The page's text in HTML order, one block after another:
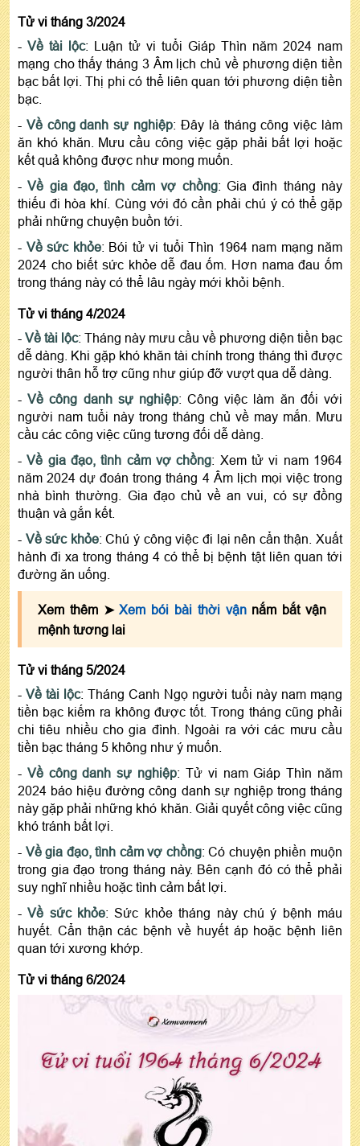
Tử vi tháng 3/2024
- Về tài lộc: Luận tử vi tuổi Giáp Thìn năm 2024 nam
mạng cho thấy tháng 3 Âm lịch chủ về phương diện tiền
bạc bất lợi. Thị phi có thể liên quan tới phương diện tiền
bạc.
- Về công danh sự nghiệp: Đây là tháng công việc làm
ăn khó khăn. Mưu cầu công việc gặp phải bất lợi hoặc
kết quả không được như mong muốn.
-Về gia đạo, tình cảm vợ chồng: Gia đình tháng này
thiếu đi hòa khí. Cùng với đó cần phải chú ý có thể gặp
phải những chuyện buồn tới.
- Về sức khỏe: Bói tử vi tuổi Thìn 1964 nam mạng năm
2024 cho biết sức khỏe dễ đau ốm. Hơn nama đau ốm
trong tháng này có thể lâu ngày mới khỏi bệnh.
Tử vi tháng 4/2024
- Về tài lộc: Tháng này mưu cầu về phương diện tiền bạc
dễ dàng. Khi gặp khó khăn tài chính trong tháng thì được
người thân hỗ trợ cũng như giúp đỡ vượt qua dễ dàng.
-Về công danh sự nghiệp: Công việc làm ăn đối với
người nam tuổi này trong tháng chủ về may mắn. Mưu
cầu các công việc cũng tương đối dễ dàng.
-Về gia đạo, tình cảm vợ chồng: Xem tử vi nam 1964
năm 2024 dự đoán trong tháng 4 Âm lịch mọi việc trong
nhà bình thường. Gia đạo chủ về an vui, có sự đồng
thuận và gắn kết.
- Về sức khỏe: Chú ý công việc đi lại nên cẩn thận. Xuất
hành đi xa trong tháng 4 có thể bị bệnh tật liên quan tới
đường ăn uống.
Xem thêm ➤Xem bói bài thời vậnnắm bắt vận
mệnh tương lai
Tử vi tháng 5/2024
- Về tài lộc: Tháng Canh Ngọ người tuổi này nam mạng
tiền bạc kiếm ra không được tốt. Trong tháng cũng phải
chi tiêu nhiều cho gia đình. Ngoài ra với các mưu cầu
tiền bạc tháng 5 không như ý muốn.
- Về công danh sự nghiệp: Tử vi nam Giáp Thìn năm
2024 báo hiệu đường công danh sự nghiệp trong tháng
này gặp phải những khó khăn. Giải quyết công việc cũng
khó tránh bất lợi.
- Về gia đạo, tình cảm vợ chồng: Có chuyện phiền muộn
trong gia đạo trong tháng này. Bên cạnh đó có thể phải
suy nghĩ nhiều hoặc tình cảm bất lợi.
-Về sức khỏe: Sức khỏe tháng này chú ý bệnh máu
huyết. Cẩn thận các bệnh về huyết áp hoặc bệnh liên
quan tới xương khớp.
Tử vi tháng 6/2024